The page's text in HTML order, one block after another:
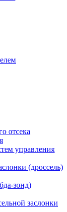
отсека
управления
(дроссель)
зонд)
заслонки